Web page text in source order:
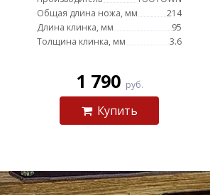
Общая длина ножа, мм
214
Длина клинка, мм
95
Толщина клинка, мм
3.6
1 790 руб.
Купить